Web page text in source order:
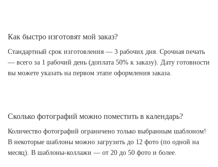
Как быстро изготовят мой заказ?
Стандартный срок изготовления — 3 рабочих дня. Срочная печать
— всего за 1 рабочий день (доплата 50% к заказу). Дату готовности
вы можете указать на первом этапе оформления заказа.
Сколько фотографий можно поместить в календарь?
Количество фотографий ограничено только выбранным шаблоном!
В некоторые шаблоны можно загрузить до 12 фото (по одной на
месяц). В шаблоны-коллажи — от 20 до 50 фото и более.